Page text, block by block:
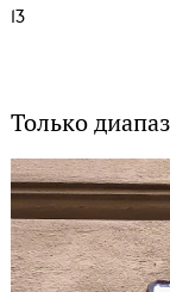
13
Только